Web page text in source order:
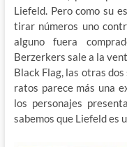
Liefeld. Pero como su
tirar números uno
alguno fuera
Berzerkers sale a la
Black Flag, las otras
ratos parece más una
los personajes
sabemos que Liefeld es